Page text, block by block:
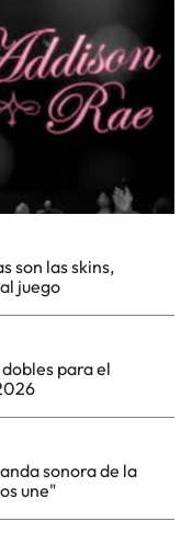
son las skins,
juego
para el
sonora de la
une"